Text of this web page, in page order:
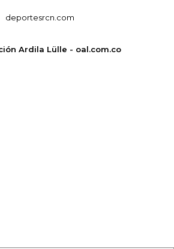
deportesrcn.com
Ardila Lülle - oal.com.co